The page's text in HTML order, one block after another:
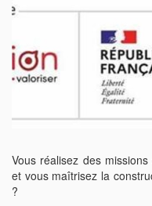
Vous réalisez des missions
et vous maîtrisez la
?